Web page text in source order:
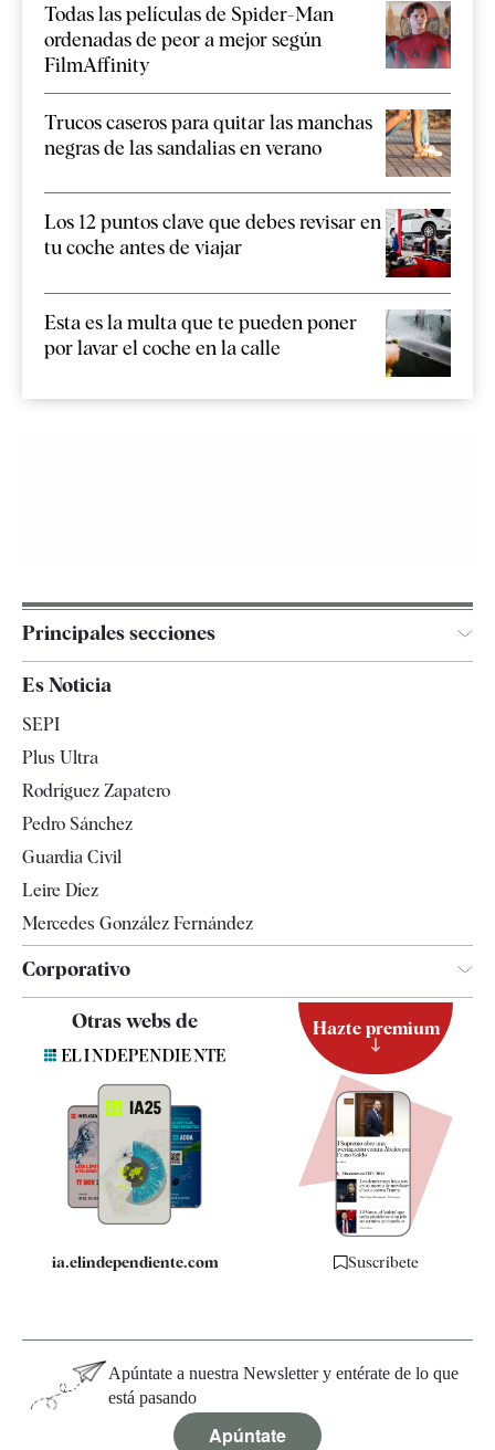
Todas las películas de Spider-Man
ordenadas de peor a mejor según
FilmAffinity
Trucos caseros para quitar las manchas
negras de las sandalias en verano
Los 12 puntos clave que debes revisar en
tu coche antes de viajar
Esta es la multa que te pueden poner
por lavar el coche en la calle
Principales secciones
España
Televisión
Es Noticia
SEPI
Plus Ultra
Rodríguez Zapatero
Pedro Sánchez
Guardia Civil
Leire Díez
Mercedes González Fernández
Corporativo
Contacto
Quiénes somos
Especificaciones
Otras webs de
ia.elindependiente.com
Hazte premium
Suscríbete
Apúntate a nuestra Newsletter y entérate de lo que
está pasando
Apúntate